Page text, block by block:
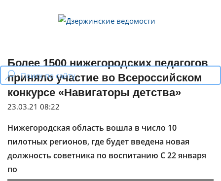
Более 1500 нижегородских педагогов
приняло участие во Всероссийском
конкурсе «Навигаторы детства»
23.03.21 08:22
Нижегородская область вошла в число 10
пилотных регионов, где будет введена новая
должность советника по воспитанию С 22 января
по